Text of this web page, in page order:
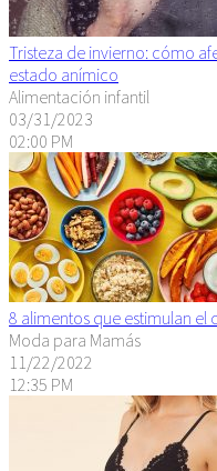
Tristeza de invierno: cómo
estado anímico
Alimentación infantil
03/31/2023
02:00 PM
8 alimentos que estimulan el
Moda para Mamás
11/22/2022
12:35 PM